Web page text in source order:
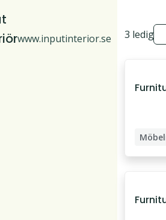
www.inputinterior.se 3 lediga